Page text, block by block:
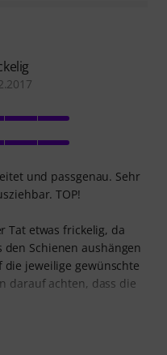
und passgenau. Sehr
TOP!
Tat etwas frickelig, da
Schienen aushängen
jeweilige gewünschte
darauf achten, dass die